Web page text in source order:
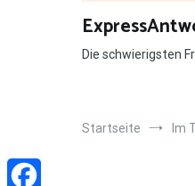
Die schwierigsten
Startseite Im